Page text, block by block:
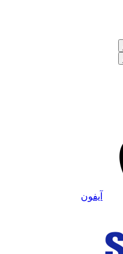
آیفون